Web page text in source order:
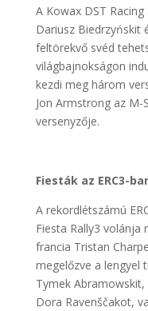
A Kowax DST
Dariusz Biedrzyńskit
feltörekvő svéd
világbajnokságon
kezdi meg három
Jon Armstrong az M-
versenyzője.
Fiesták az ERC3-
A rekordlétszámú
Fiesta Rally3 volánja
francia Tristan
megelőzve a lengyel
Tymek
Dora Ravenščakot,